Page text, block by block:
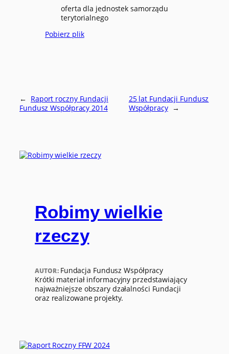
oferta dla jednostek samorządu
terytorialnego
Pobierz plik
← Raport roczny Fundacji
Fundusz Współpracy 2014
25 lat Fundacji Fundusz
Współpracy →
Robimy wielkie
rzeczy
AUTOR: Fundacja Fundusz Współpracy
Krótki materiał informacyjny przedstawiający
najważniejsze obszary dzałalności Fundacji
oraz realizowane projekty.